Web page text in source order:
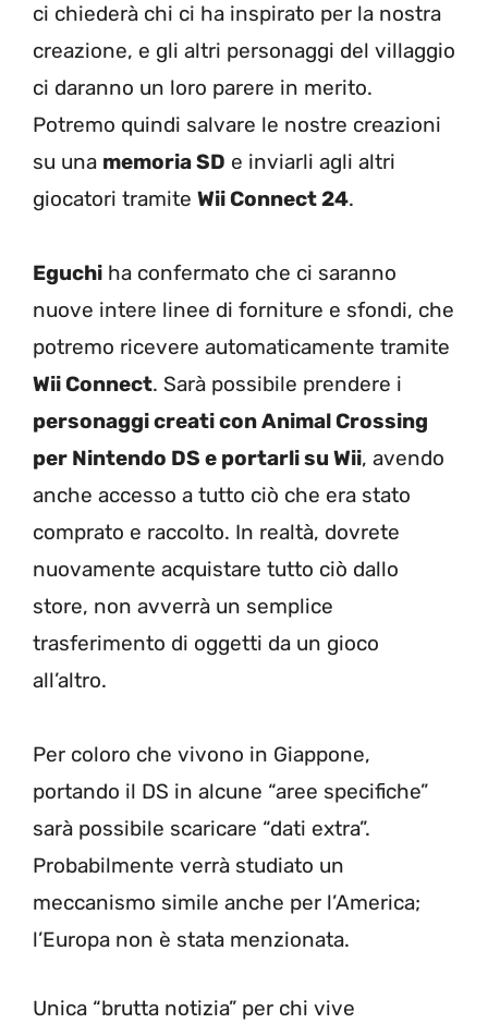
ci chiederà chi ci ha inspirato per la nostra
creazione, e gli altri personaggi del villaggio
ci daranno un loro parere in merito.
Potremo quindi salvare le nostre creazioni
su una memoria SD e inviarli agli altri
giocatori tramite Wii Connect 24.
Eguchi ha confermato che ci saranno
nuove intere linee di forniture e sfondi, che
potremo ricevere automaticamente tramite
Wii Connect. Sarà possibile prendere i
personaggi creati con Animal Crossing
per Nintendo DS e portarli su Wii, avendo
anche accesso a tutto ciò che era stato
comprato e raccolto. In realtà, dovrete
nuovamente acquistare tutto ciò dallo
store, non avverrà un semplice
trasferimento di oggetti da un gioco
all’altro.
Per coloro che vivono in Giappone,
portando il DS in alcune “aree specifiche”
sarà possibile scaricare “dati extra”.
Probabilmente verrà studiato un
meccanismo simile anche per l’America;
l’Europa non è stata menzionata.
Unica “brutta notizia” per chi vive